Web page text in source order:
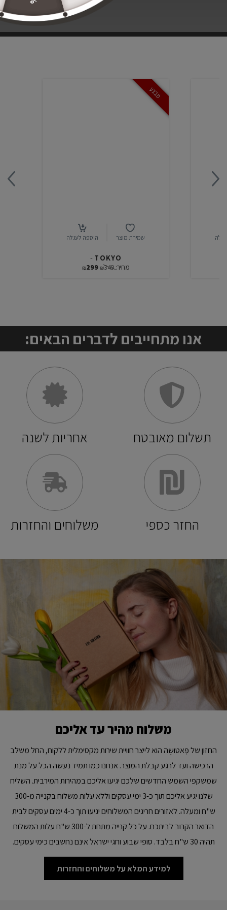
מבצע
שמירת מוצר הוספה לעגלה
TOKYO
-
מחיר: ₪349
₪299
אנו מתחייבים לדברים הבאים:
תשלום מאובטח אחריות לשנה
החזר כספי משלוחים והחזרות
משלוח מהיר עד אליכם
החזון של פׇּאטוּשֶה הוא לייצר חוויית שירות מקסימלית ללקוח, החל משלב
הרכישה ועד לרגע קבלת המוצר. אנחנו כמו תמיד נעשה הכל על מנת
שמשקפי השמש החדשים שלכם יגיעו אליכם במהירות המירבית. השליח
שלנו יגיע אליכם תוך כ-3 ימי עסקים וללא עלות משלוח בקנייה מ-300
ש"ח ומעלה. לאזורים חריגים המשלוחים יגיעו תוך כ-4 ימים עסקים לבית
הדואר הקרוב לביתכם. על כל קנייה מתחת ל-300 ש"ח עלות המשלוח
תהיה 30 ש"ח בלבד. סופי שבוע וחגי ישראל אינם נחשבים כימי עסקים.
למידע המלא על משלוחים והחזרות